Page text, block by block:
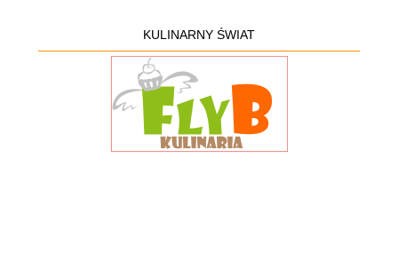
KULINARNY ŚWIAT